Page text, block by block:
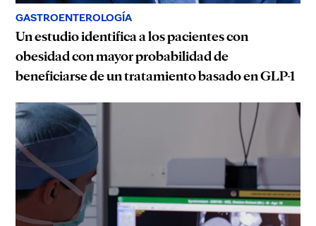
GASTROENTEROLOGÍA
Un estudio identifica a los pacientes con
obesidad con mayor probabilidad de
beneficiarse de un tratamiento basado en GLP-1